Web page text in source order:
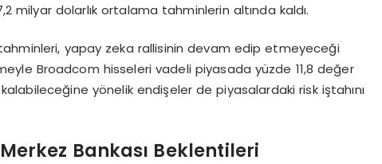
milyar dolarlık ortalama tahminlerin altında kaldı.
yapay zeka rallisinin devam edip etmeyeceği
Broadcom hisseleri vadeli piyasada yüzde 11,8 değer
yönelik endişeler de piyasalardaki risk iştahını
Bankası Beklentileri